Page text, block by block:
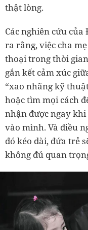
thật lòng.
Các nghiên cứu
ra rằng, việc cha
thoại trong thời
gắn kết cảm xúc
“xao nhãng kỹ
hoặc tìm mọi cách
nhận được ngay
vào mình. Và điều
đó kéo dài, đứa trẻ
không đủ quan